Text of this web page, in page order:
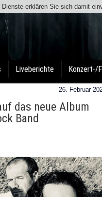
Team Kontakt
Liveberichte Konzert-/
26. Februar
das neue Album
Band
erklären Sie sich damit